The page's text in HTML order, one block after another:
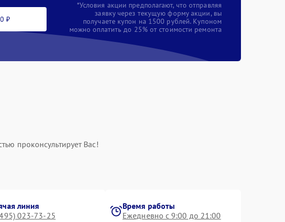
₽
*Условия акции предполагают, что отправляя
заявку через текущую форму акции, вы
получаете купон на 1500 рублей. Купоном
можно оплатить до 25% от стоимости ремонта
проконсультирует Вас!
линия
023-73-25
Время работы
Ежедневно с 9:00 до 21:00